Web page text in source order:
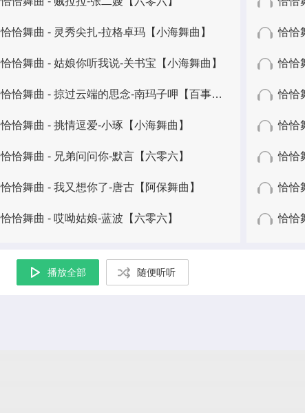
恰恰舞曲 - 灵秀尖扎-拉格卓玛【小海舞曲】
恰恰舞曲 - 姑娘你听我说-关书宝【小海舞曲】
恰恰舞曲 - 掠过云端的思念-南玛子呷【百事五哥】
恰恰舞曲 - 挑情逗爱-小琢【小海舞曲】
恰恰舞曲 - 兄弟问问你-默言【六零六】
恰恰舞曲 - 我又想你了-唐古【阿保舞曲】
恰恰舞曲 - 哎呦姑娘-蓝波【六零六】
恰恰
恰恰
恰恰
恰恰
恰恰
恰恰
恰恰